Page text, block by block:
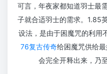
可言，年夜家都知道羽士最
子就合适羽士的需求。1.85
设法，是由于困魔咒的利用
76复古传奇给困魔咒供给
会完全开释出来，乃